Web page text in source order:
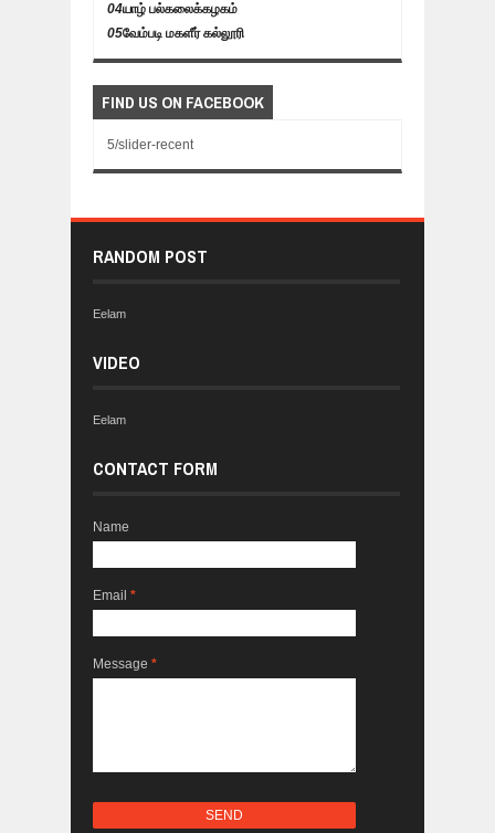
04யாழ் பல்கலைக்கழகம்
05வேம்படி மகளீர் கல்லூரி
FIND US ON FACEBOOK
5/slider-recent
RANDOM POST
Eelam
VIDEO
Eelam
CONTACT FORM
Name
Email *
Message *